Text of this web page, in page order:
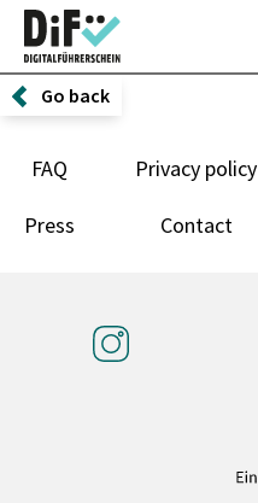
Go back
FAQ Privacy policy
Press Contact